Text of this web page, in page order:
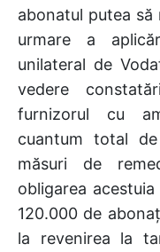
abonatul putea să
urmare a
unilateral de
vedere
furnizorul cu
cuantum total
măsuri de
obligarea
120.000 de
la revenirea la